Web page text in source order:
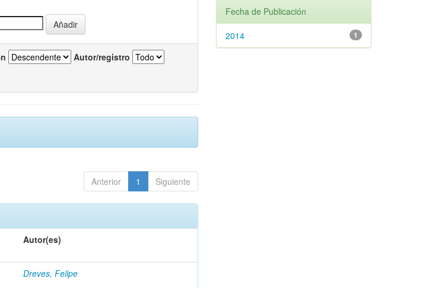
Autor/registro
Anterior 1 Siguiente
Autor(es)
Dreves, Felipe
Fecha de Publicación
1
2014